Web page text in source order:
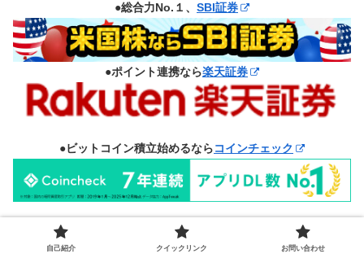
●総合力No.１、 SBI証券
●ポイント連携なら楽天証券
●ビットコイン積立始めるならコインチェック
●海外から日本の番組見るなら
自己紹介 クイックリンク お問い合わせ